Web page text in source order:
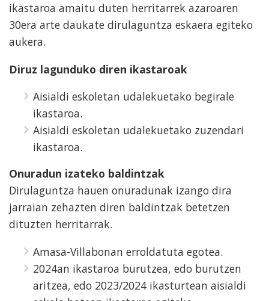
ikastaroa amaitu duten herritarrek azaroaren
30era arte daukate dirulaguntza eskaera egiteko
aukera.
Diruz lagunduko diren ikastaroak
Aisialdi eskoletan udalekuetako begirale
ikastaroa.
Aisialdi eskoletan udalekuetako zuzendari
ikastaroa.
Onuradun izateko baldintzak
Dirulaguntza hauen onuradunak izango dira
jarraian zehazten diren baldintzak betetzen
dituzten herritarrak.
Amasa-Villabonan erroldatuta egotea.
2024an ikastaroa burutzea, edo burutzen
aritzea, edo 2023/2024 ikasturtean aisialdi